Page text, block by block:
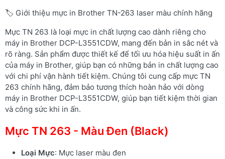
🏷️ Giới thiệu mực in Brother TN-263 laser màu chính hãng
Mực TN 263 là loại mực in chất lượng cao dành riêng cho
máy in Brother DCP-L3551CDW, mang đến bản in sắc nét và
rõ ràng. Sản phẩm được thiết kế để tối ưu hóa hiệu suất in ấn
của máy in Brother, giúp bạn có những bản in chất lượng cao
với chi phí vận hành tiết kiệm. Chúng tôi cung cấp mực TN
263 chính hãng, đảm bảo tương thích hoàn hảo với dòng
máy in Brother DCP-L3551CDW, giúp bạn tiết kiệm thời gian
và công sức khi in ấn.
Mực TN 263 - Màu Đen (Black)
Loại Mực: Mực laser màu đen